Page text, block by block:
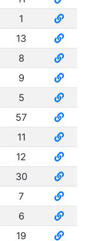
1
13
8
9
5
57
11
12
30
7
6
19